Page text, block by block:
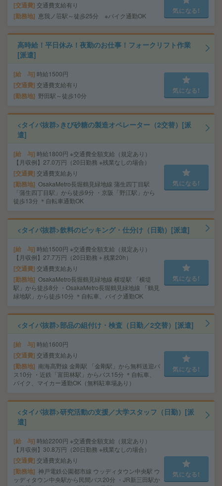
交通費 交通費支給有り
勤務地 恵我ノ荘駅～徒歩25分 ※バイク通勤OK
気になる!
高時給！平日休み！夜勤のお仕事！フォークリフト作業
[派遣]
給 与 時給1500円
交通費 交通費支給有り
勤務地 野田駅～徒歩10分
気になる!
<タイパ抜群>きび砂糖の製造オペレーター（2交替）[派
遣]
給 与 時給1800円 ※交通費全額支給（規定あり）
【月収例】27.0万円（20日勤務 ※残業なしの場合）
交通費 交通費支給あり
勤務地 OsakaMetro長堀鶴見緑地線 蒲生四丁目駅
「蒲生四丁目駅」から徒歩9分 ・京阪「野江駅」から
徒歩13分 ＊自転車通勤OK
気になる!
<タイパ抜群>飲料のピッキング・仕分け（日勤）[派遣]
給 与 時給1500円 ※交通費全額支給（規定あり）
【月収例】27.7万円（20日勤務＋残業20h）
交通費 交通費支給あり
勤務地 OsakaMetro長堀鶴見緑地線 横堤駅 「横堤
駅」から徒歩8分 ・OsakaMetro長堀鶴見緑地線 「鶴見
緑地駅」から徒歩10分 ＊自転車、バイク通勤OK
気になる!
<タイパ抜群>部品の組付け・検査（日勤／2交替）[派遣]
給 与 時給1600円
交通費 交通費支給あり
勤務地
南海高野線 金剛駅 「金剛駅」から無料送迎バ
ス10分 ・近鉄「富田林駅」からバス15分 ＊自転車、
バイク、マイカー通勤OK（無料駐車場あり）
気になる!
<タイパ抜群>研究活動の支援／大学スタッフ（日勤）[派
遣]
給 与 時給2200円 ※交通費全額支給（規定あり）
【月収例】30.8万円（20日勤務 ※残業なしの場合）
交通費 交通費支給あり
勤務地 神戸電鉄公園都市線 ウッディタウン中央駅 ウ
ッディタウン中央駅から民間バス20分 ・JR新三田駅か
気になる!